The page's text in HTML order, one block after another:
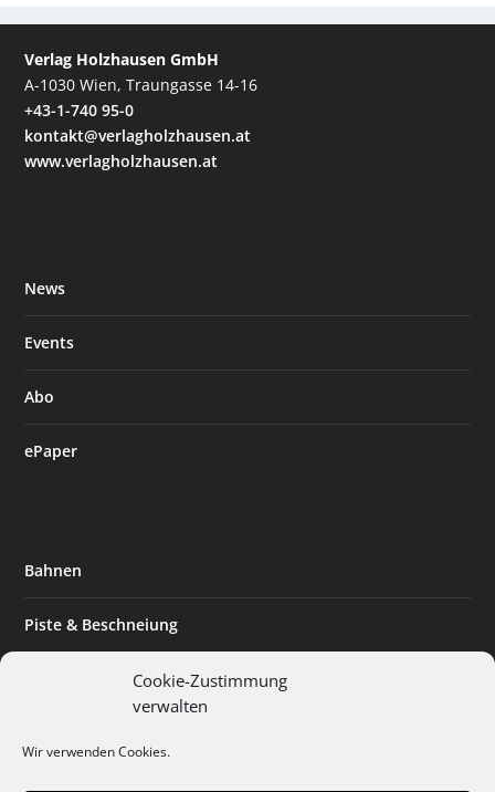
Cookie-Zustimmung
verwalten
Wir verwenden Cookies.
Verlag Holzhausen GmbH
A-1030 Wien, Traungasse 14-16
+43-1-740 95-0
kontakt@verlagholzhausen.at
www.verlagholzhausen.at
News
Events
Abo
ePaper
Bahnen
Piste & Beschneiung
Expertise & Technik